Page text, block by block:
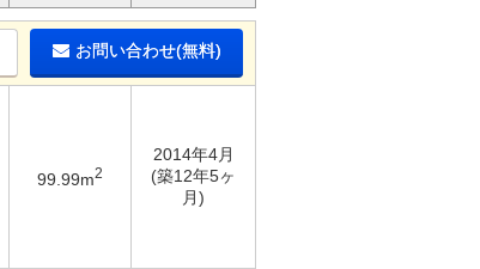
お問い合わせ(無料)
99.99m2
2014年4月
(築12年5ヶ
月)